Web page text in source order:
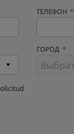
ТЕЛЕФОН
ГОРОД